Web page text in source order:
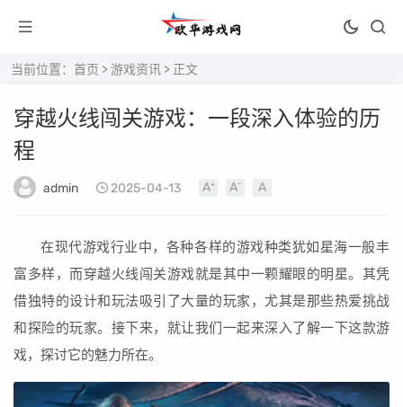
当前位置： 首页 > 游戏资讯 > 正文
穿越火线闯关游戏：一段深入体验的历
程
admin 2025-04-13
在现代游戏行业中，各种各样的游戏种类犹如星海一般丰
富多样，而穿越火线闯关游戏就是其中一颗耀眼的明星。其凭
借独特的设计和玩法吸引了大量的玩家，尤其是那些热爱挑战
和探险的玩家。接下来，就让我们一起来深入了解一下这款游
戏，探讨它的魅力所在。